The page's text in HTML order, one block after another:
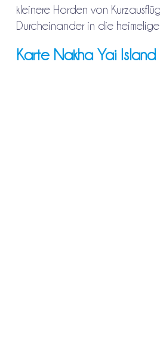
kleinere Horden von
Durcheinander in die
Karte Nakha Yai